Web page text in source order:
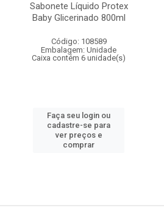
Sabonete Líquido Protex
Baby Glicerinado 800ml
Código: 108589
Embalagem: Unidade
Caixa contém 6 unidade(s)
Faça seu login ou
cadastre-se para
ver preços e
comprar